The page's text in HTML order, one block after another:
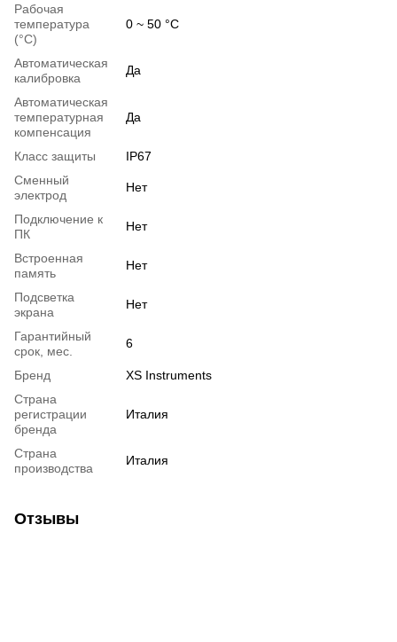
Рабочая
температура
(°C)
0 ~ 50 °C
Автоматическая
калибровка
Да
Автоматическая
температурная
компенсация
Да
Класс защиты
IP67
Сменный
электрод
Нет
Подключение к
ПК
Нет
Встроенная
память
Нет
Подсветка
экрана
Нет
Гарантийный
срок, мес.
6
Бренд
XS Instruments
Страна
регистрации
бренда
Италия
Страна
производства
Италия
Отзывы